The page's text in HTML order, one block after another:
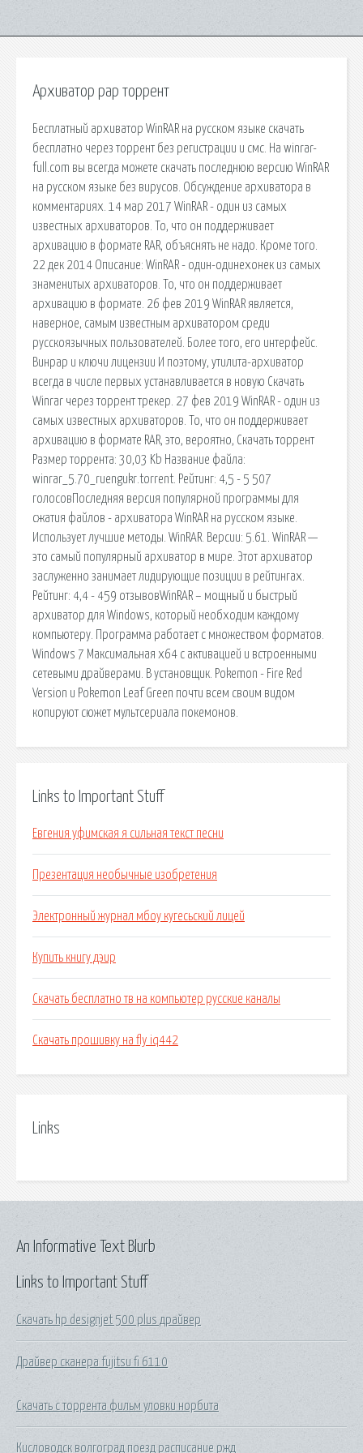
Архиватор рар торрент
Бесплатный архиватор WinRAR на русском языке скачать
бесплатно через торрент без регистрации и смс. На winrar-
full.com вы всегда можете скачать последнюю версию WinRAR
на русском языке без вирусов. Обсуждение архиватора в
комментариях. 14 мар 2017 WinRAR - один из самых
известных архиваторов. То, что он поддерживает
архивацию в формате RAR, объяснять не надо. Кроме того.
22 дек 2014 Описание: WinRAR - один-одинехонек из самых
знаменитых архиваторов. То, что он поддерживает
архивацию в формате. 26 фев 2019 WinRAR является,
наверное, самым известным архиватором среди
русскоязычных пользователей. Более того, его интерфейс.
Винрар и ключи лицензии И поэтому, утилита-архиватор
всегда в числе первых устанавливается в новую Скачать
Winrar через торрент трекер. 27 фев 2019 WinRAR - один из
самых известных архиваторов. То, что он поддерживает
архивацию в формате RAR, это, вероятно, Скачать торрент
Размер торрента: 30,03 Kb Название файла:
winrar_5.70_ruengukr.torrent. Рейтинг: 4,5 - 5 507
голосовПоследняя версия популярной программы для
сжатия файлов - архиватора WinRAR на русском языке.
Использует лучшие методы. WinRAR. Версии: 5.61. WinRAR —
это самый популярный архиватор в мире. Этот архиватор
заслуженно занимает лидирующие позиции в рейтингах.
Рейтинг: 4,4 - 459 отзывовWinRAR – мощный и быстрый
архиватор для Windows, который необходим каждому
компьютеру. Программа работает с множеством форматов.
Windows 7 Максимальная x64 с активацией и встроенными
сетевыми драйверами. В установщик. Pokemon - Fire Red
Version и Pokemon Leaf Green почти всем своим видом
копируют сюжет мультсериала покемонов.
Links to Important Stuff
Евгения уфимская я сильная текст песни
Презентация необычные изобретения
Электронный журнал мбоу кугесьский лицей
Купить книгу дэир
Скачать бесплатно тв на компьютер русские каналы
Скачать прошивку на fly iq442
Links
Links to Important Stuff
Скачать hp designjet 500 plus драйвер
Драйвер сканера fujitsu fi 6110
Скачать с торрента фильм уловки норбита
Кисловодск волгоград поезд расписание ржд
An Informative Text Blurb